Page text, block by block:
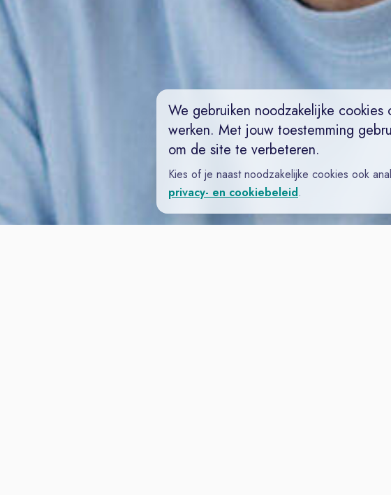
We gebruiken noodzakelijke
werken. Met jouw toestemming
om de site te verbeteren.
Kies of je naast noodzakelijke cookies ook
privacy- en cookiebeleid.